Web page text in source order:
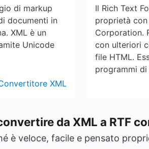
di markup
documenti in
XML è un
Unicode
XML
Il Rich Text
proprietà
Corporation.
con ulteriori
file HTML.
programmi
da XML a RTF
è veloce, facile e pensato